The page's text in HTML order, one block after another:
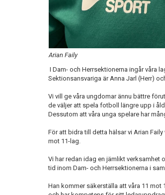
Arian Faily
I Dam- och Herrsektionerna ingår våra
Sektionsansvariga är Anna Jarl (Herr)
Vi vill ge våra ungdomar ännu bättre
de väljer att spela fotboll längre upp i
Dessutom att våra unga spelare har
För att bidra till detta hälsar vi Arian
mot 11-lag.
Vi har redan idag en jämlikt
tid inom Dam- och Herrsektionerna i
Han kommer säkerställa att våra 11